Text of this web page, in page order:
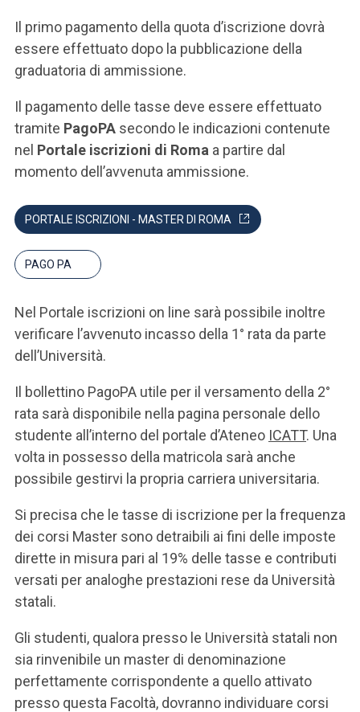
Il primo pagamento della quota d’iscrizione dovrà
essere effettuato dopo la pubblicazione della
graduatoria di ammissione.
Il pagamento delle tasse deve essere effettuato
tramite PagoPA secondo le indicazioni contenute
nel Portale iscrizioni di Roma a partire dal
momento dell’avvenuta ammissione.
PORTALE ISCRIZIONI - MASTER DI ROMA
PAGO PA
Nel Portale iscrizioni on line sarà possibile inoltre
verificare l’avvenuto incasso della 1° rata da parte
dell’Università.
Il bollettino PagoPA utile per il versamento della 2°
rata sarà disponibile nella pagina personale dello
studente all’interno del portale d’Ateneo ICATT. Una
volta in possesso della matricola sarà anche
possibile gestirvi la propria carriera universitaria.
Si precisa che le tasse di iscrizione per la frequenza
dei corsi Master sono detraibili ai fini delle imposte
dirette in misura pari al 19% delle tasse e contributi
versati per analoghe prestazioni rese da Università
statali.
Gli studenti, qualora presso le Università statali non
sia rinvenibile un master di denominazione
perfettamente corrispondente a quello attivato
presso questa Facoltà, dovranno individuare corsi